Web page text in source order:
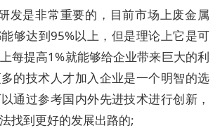
发是非常重要的，目前市场上废金属
够达到95%以上，但是理论上它是可
每提高1%就能够给企业带来巨大的利
的技术人才加入企业是一个明智的选
通过参考国内外先进技术进行创新，
找到更好的发展出路的;